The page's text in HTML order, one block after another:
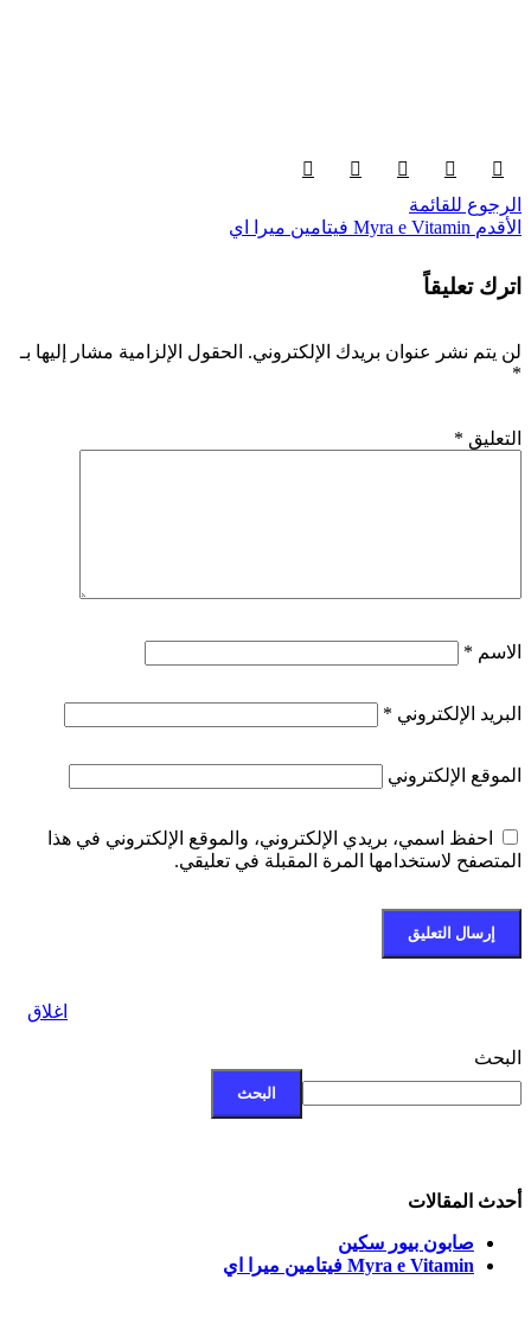
الرجوع للقائمة
الأقدم Myra e Vitamin فيتامين ميرا اي
اترك تعليقاً
لن يتم نشر عنوان بريدك الإلكتروني. الحقول الإلزامية مشار إليها بـ
*
التعليق *
الاسم *
البريد الإلكتروني *
الموقع الإلكتروني
احفظ اسمي، بريدي الإلكتروني، والموقع الإلكتروني في هذا
المتصفح لاستخدامها المرة المقبلة في تعليقي.
اغلاق
البحث
البحث
أحدث المقالات
صابون بيور سكين
Myra e Vitamin فيتامين ميرا اي